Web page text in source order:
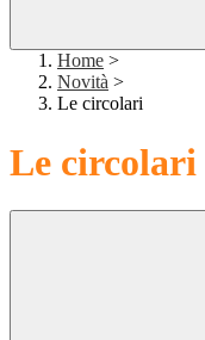
Home >
Novità >
Le circolari
Le circolari